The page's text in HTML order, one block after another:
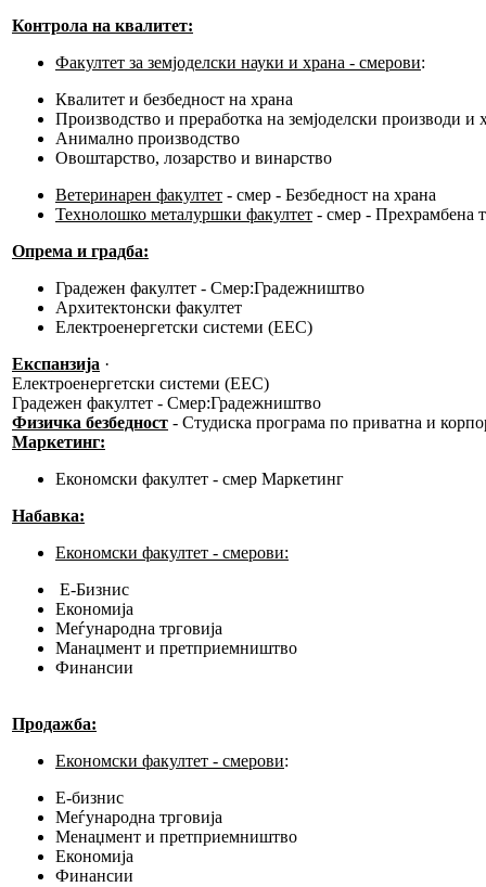
Контрола на квалитет:
Факултет за земјоделски науки и храна - смерови:
Квалитет и безбедност на храна
Производство и преработка на земјоделски производи и
Анимално производство
Овоштарство, лозарство и винарство
Ветеринарен факултет - смер - Безбедност на храна
Технолошко металуршки факултет - смер - Прехрамбена
Опрема и градба:
Градежен факултет - Смер:Градежништво
Архитектонски факултет
Електроенергетски системи (ЕЕС)
Експанзија ·
Електроенергетски системи (ЕЕС)
Градежен факултет - Смер:Градежништво
Физичка безбедност - Студиска програма по приватна и
Маркетинг:
Економски факултет - смер Маркетинг
Набавка:
Економски факултет - смерови:
Е-Бизнис
Економија
Меѓународна трговија
Манаџмент и претприемништво
Финансии
Продажба:
Економски факултет - смерови:
E-бизнис
Меѓународна трговија
Менаџмент и претприемништво
Економија
Финансии